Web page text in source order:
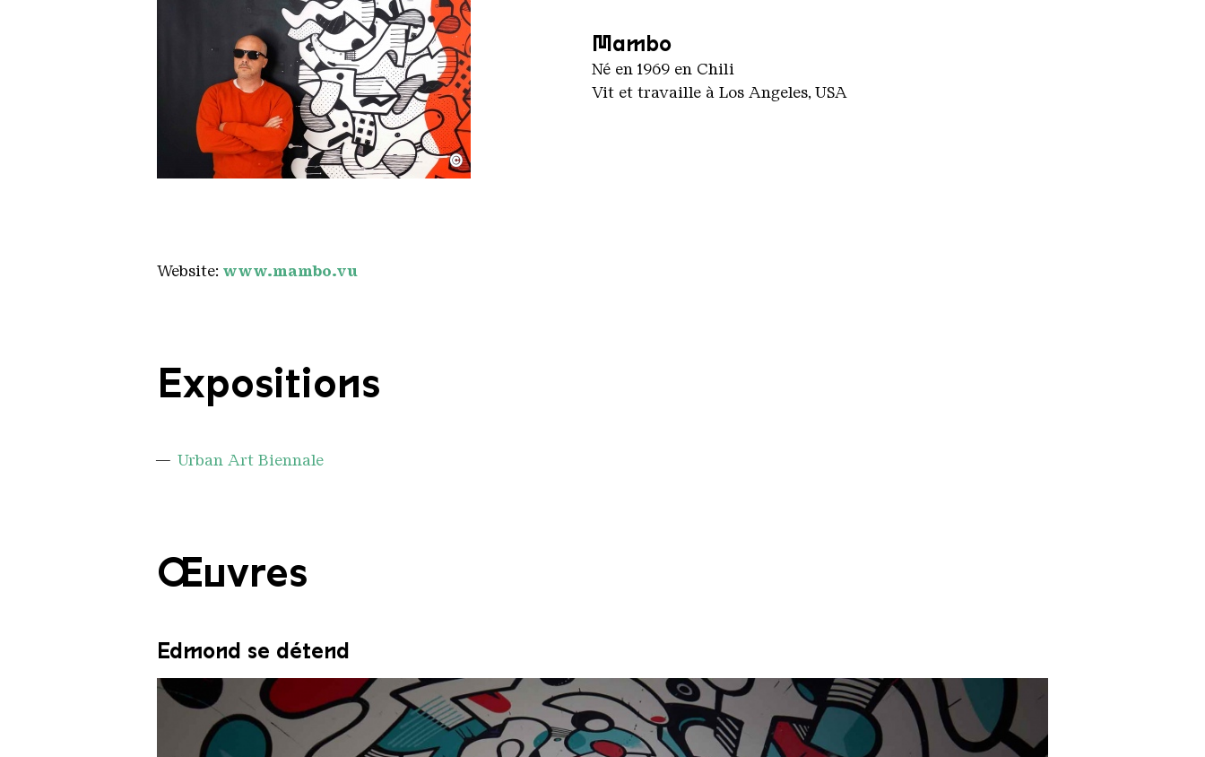
Portrait mambo
Copyright: Mambo
©
Mambo
Né en 1969 en Chili
Vit et travaille à Los Angeles, USA
Website: www.mambo.vu
Expositions
Urban Art Biennale
Œuvres
Edmond se détend